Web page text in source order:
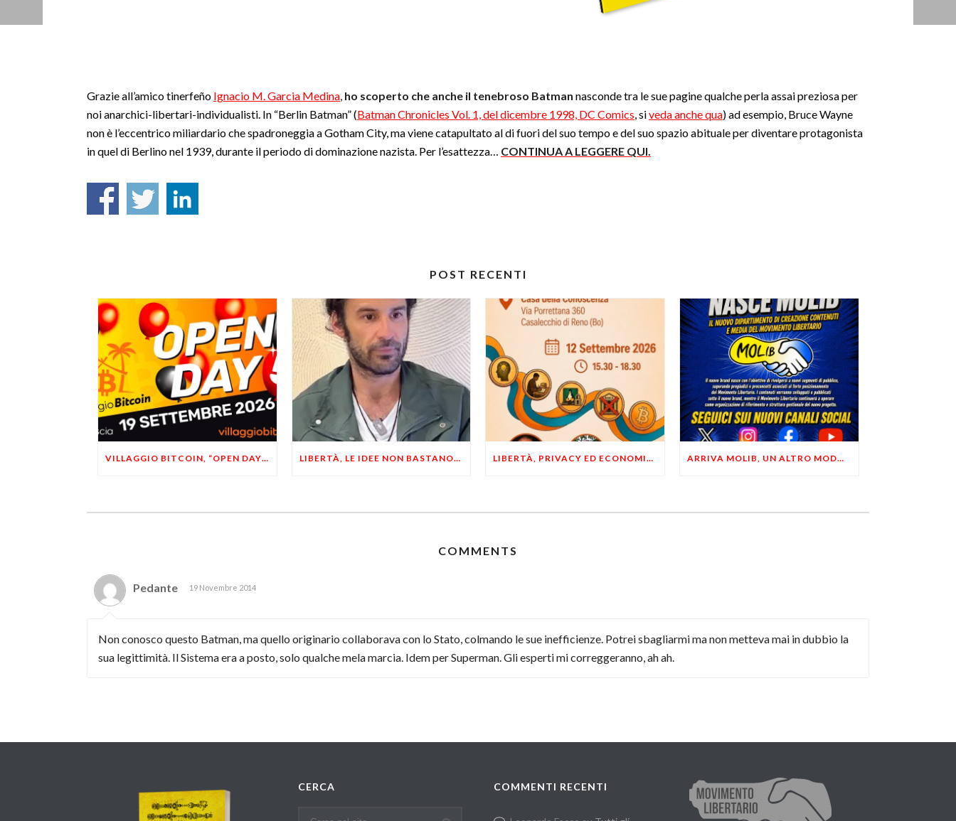
Grazie all’amico tinerfeño Ignacio M. Garcia Medina, ho scoperto che anche il tenebroso Batman nasconde tra le sue pagine qualche perla assai preziosa per
noi anarchici-libertari-individualisti. In “Berlin Batman” (Batman Chronicles Vol. 1, del dicembre 1998, DC Comics, siveda anche qua) ad esempio, Bruce Wayne
non è l’eccentrico miliardario che spadroneggia a Gotham City, ma viene catapultato al di fuori del suo tempo e del suo spazio abituale per diventare protagonista
in quel di Berlino nel 1939, durante il periodo di dominazione nazista. Per l’esattezza… CONTINUA A LEGGERE QUI.
POST RECENTI
VILLAGGIO BITCOIN, “OPEN DAY 5”: LEONARDO FACCO OSPITE A BRESCIA LIBERTÀ, LE IDEE NON BASTANO! SERVONO ESEMPI E UN PO’ DI COERENZA LIBERTÀ, PRIVACY ED ECONOMIA DEL BUON SENSO: FACCO E MUSUMECI A CASALECCHIO DI RENO (BO) ARRIVA MOLIB, UN ALTRO MODO DI COMUNICARE LIBERTARIO
COMMENTS
Pedante 19 Novembre 2014
Non conosco questo Batman, ma quello originario collaborava con lo Stato, colmando le sue inefficienze. Potrei sbagliarmi ma non metteva mai in dubbio la
sua legittimità. Il Sistema era a posto, solo qualche mela marcia. Idem per Superman. Gli esperti mi correggeranno, ah ah.
CERCA COMMENTI RECENTI